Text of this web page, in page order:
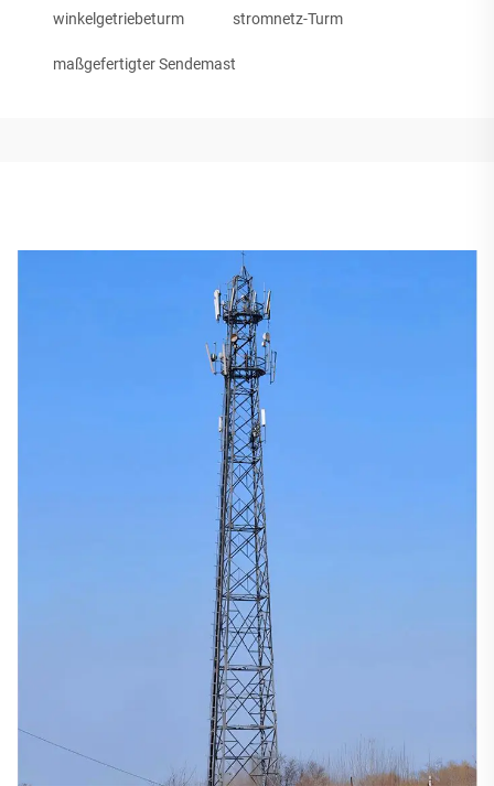
winkelgetriebeturm stromnetz-Turm
maßgefertigter Sendemast